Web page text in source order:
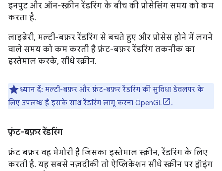
इनपुट और ऑन-स्क्रीन रेंडरिंग के बीच की प्रोसेसिंग समय को कम
करता है.
लाइब्रेरी, मल्टी-बफ़र रेंडरिंग से बचते हुए और प्रोसेस होने में लगने
वाले समय को कम करती है फ़्रंट-बफ़र रेंडरिंग तकनीक का
इस्तेमाल करके, सीधे स्क्रीन.
ध्यान दें: मल्टी-बफ़र और फ़्रंट-बफ़र रेंडरिंग की सुविधा डेवलपर के
लिए उपलब्ध है इसके साथ रेंडरिंग लागू करना OpenGL .
फ़्रंट-बफ़र रेंडरिंग
फ़्रंट बफ़र वह मेमोरी है जिसका इस्तेमाल स्क्रीन, रेंडरिंग के लिए
करती है. यह सबसे नज़दीकी तो ऐप्लिकेशन सीधे स्क्रीन पर ड्रॉइंग